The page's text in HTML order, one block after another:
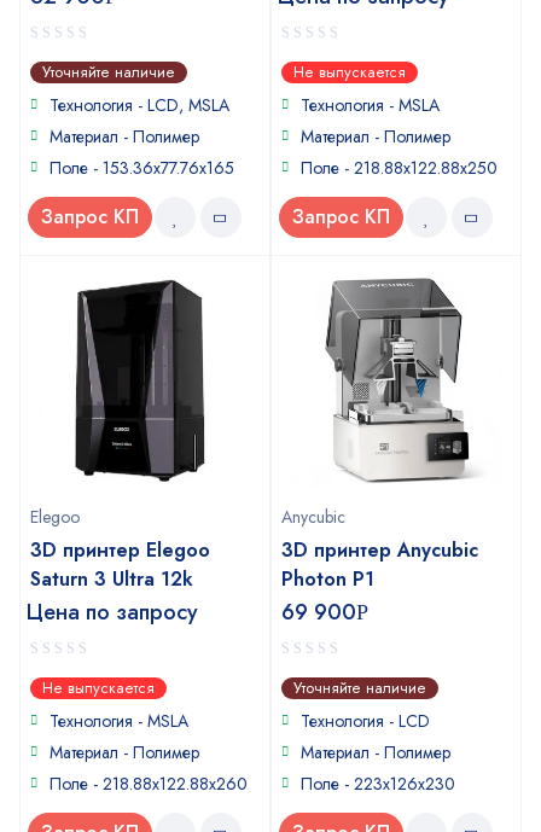
0
out
of
Уточняйте наличие
Технология - LCD, MSLA
Материал - Полимер
Поле - 153.36x77.76x165
Запрос КП
0
out
of
Не выпускается
Технология - MSLA
Материал - Полимер
Поле - 218.88x122.88x250
Запрос КП
Elegoo
3D принтер Elegoo
Saturn 3 Ultra 12k
Цена по запросу
0
out
of
Не выпускается
Технология - MSLA
Материал - Полимер
Поле - 218.88x122.88x260
Anycubic
3D принтер Anycubic
Photon P1
69 900Р
0
out
of
Уточняйте наличие
Технология - LCD
Материал - Полимер
Поле - 223х126х230